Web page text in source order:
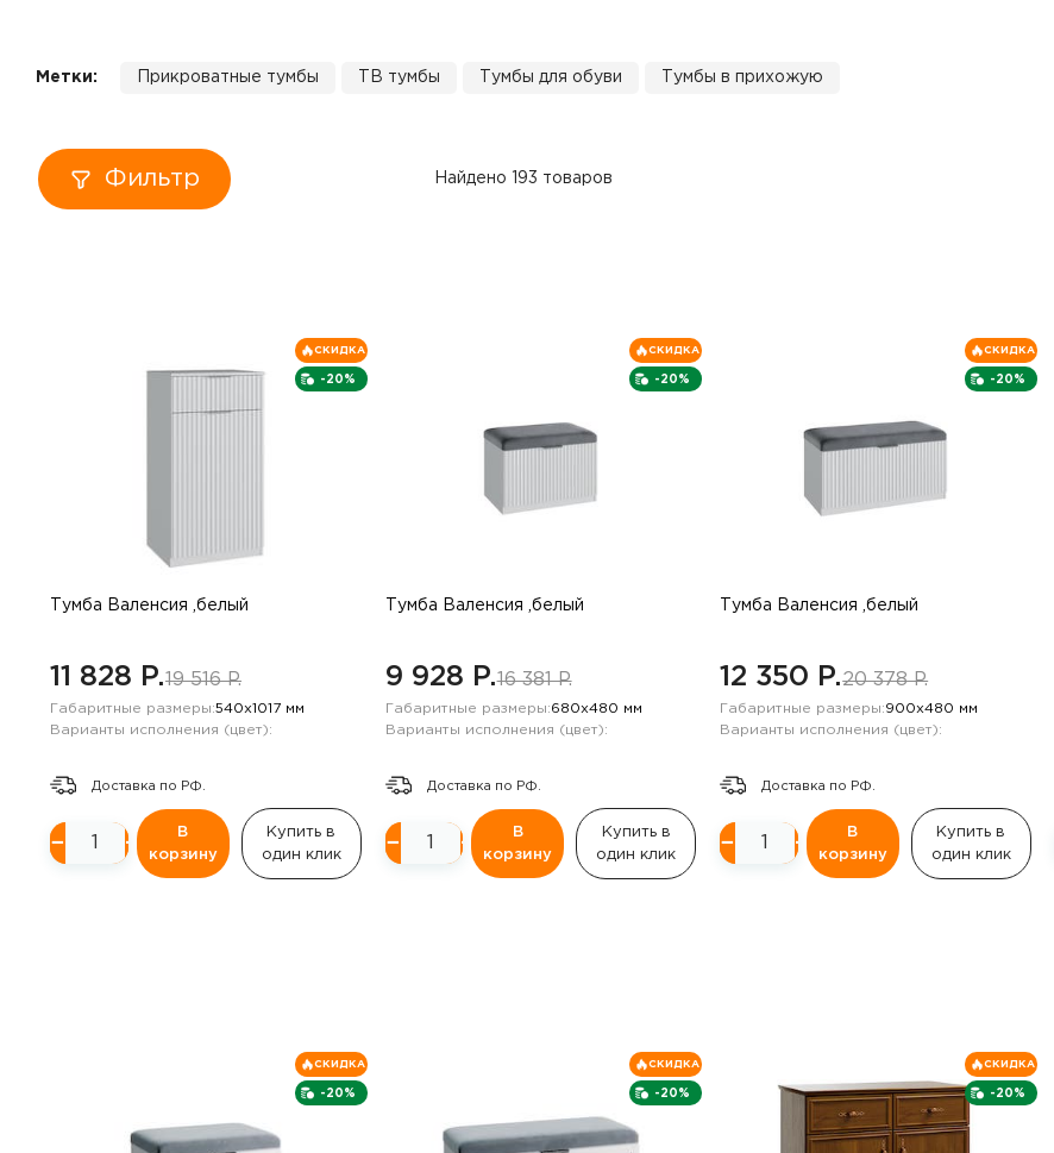
Тумбы
Диваны
Полки
Стеллажи
Консоли
Метки: Прикроватные тумбы ТВ тумбы Тумбы для обуви Тумбы в прихожую
Фильтр Найдено 193 товаров
-20%
СКИДКА
Тумба Валенсия ,белый
11 828 P.19 516 P.
Габаритные размеры:540х1017 мм
Варианты исполнения (цвет):
Доставка по РФ.
− +
В
корзину
Купить в
один клик
-20%
СКИДКА
Тумба Валенсия ,белый
9 928 P.16 381 P.
Габаритные размеры:680х480 мм
Варианты исполнения (цвет):
Доставка по РФ.
− +
В
корзину
Купить в
один клик
-20%
СКИДКА
Тумба Валенсия ,белый
12 350 P.20 378 P.
Габаритные размеры:900х480 мм
Варианты исполнения (цвет):
Доставка по РФ.
− +
В
корзину
Купить в
один клик
-20%
СКИДКА
-20%
СКИДКА
-20%
СКИДКА